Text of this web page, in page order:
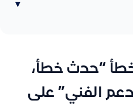
▾
“حدث خطأ،
الفني” على